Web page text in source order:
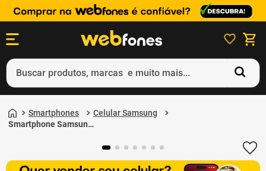
Buscar produtos, marcas e muito mais...
Smartphones
Celular Samsung
Smartphone Samsung
1º
ps5
3º